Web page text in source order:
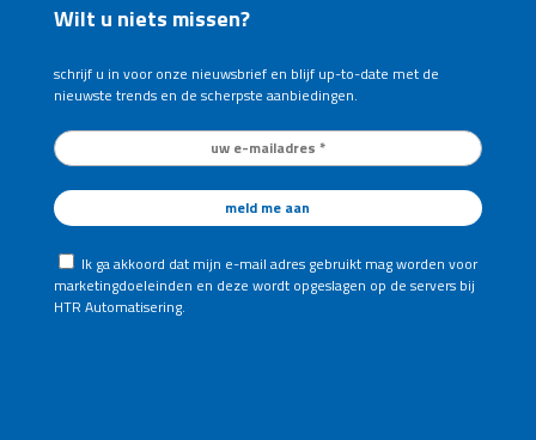
Wilt u niets missen?
schrijf u in voor onze nieuwsbrief en blijf up-to-date met de
nieuwste trends en de scherpste aanbiedingen.
Ik ga akkoord dat mijn e-mail adres gebruikt mag worden voor
marketingdoeleinden en deze wordt opgeslagen op de servers bij
HTR Automatisering.